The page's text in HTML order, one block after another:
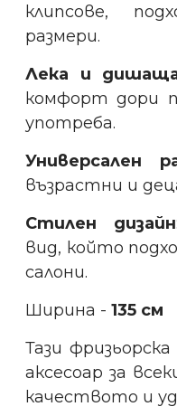
клипсове,
размери.
Лека и
комфорт дори
употреба.
Универсален
възрастни и
Стилен дизайн
вид, който
салони.
Ширина - 135 см
Тази
аксесоар за
качеството и